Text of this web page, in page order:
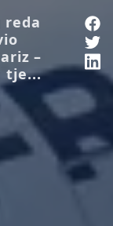
reda
–
tje...